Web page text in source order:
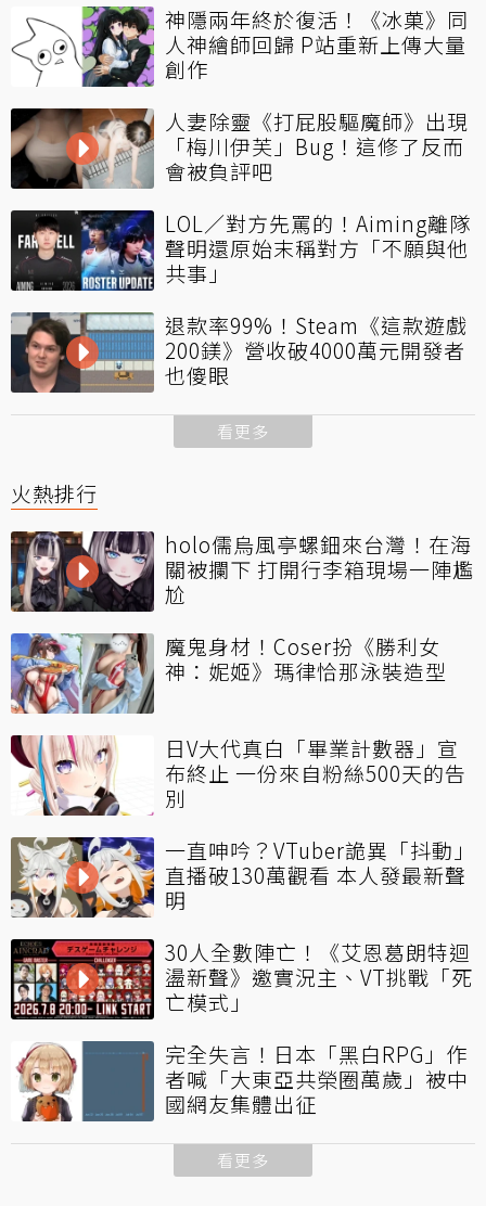
神隱兩年終於復活！《冰菓》同
人神繪師回歸 P站重新上傳大量
創作
人妻除靈《打屁股驅魔師》出現
「梅川伊芙」Bug！這修了反而
會被負評吧
LOL／對方先罵的！Aiming離隊
聲明還原始末稱對方「不願與他
共事」
退款率99%！Steam《這款遊戲
200鎂》營收破4000萬元開發者
也傻眼
看更多
火熱排行
holo儒烏風亭螺鈿來台灣！在海
關被攔下 打開行李箱現場一陣尷
尬
魔鬼身材！Coser扮《勝利女
神：妮姬》瑪律恰那泳裝造型
日V大代真白「畢業計數器」宣
布終止 一份來自粉絲500天的告
別
一直呻吟？VTuber詭異「抖動」
直播破130萬觀看 本人發最新聲
明
30人全數陣亡！《艾恩葛朗特迴
盪新聲》邀實況主、VT挑戰「死
亡模式」
完全失言！日本「黑白RPG」作
者喊「大東亞共榮圈萬歲」被中
國網友集體出征
看更多